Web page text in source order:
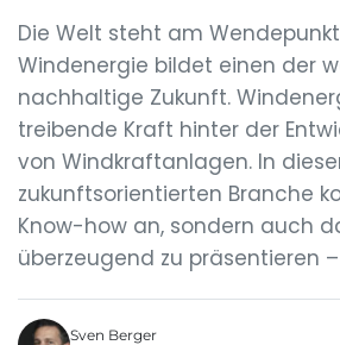
Die Welt steht am
Windenergie bildet einen der
nachhaltige Zukunft.
treibende Kraft hinter der
von Windkraftanlagen. In
zukunftsorientierten Branche
Know-how an, sondern auch
überzeugend zu präsentieren –
Sven Berger